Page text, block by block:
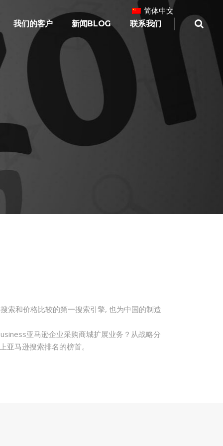
简体中文
我们的客户 新闻BLOG 联系我们
索和价格比较的第一搜索引擎, 也为中国的制造
亚马逊企业采购商城扩展业务？从战略分
马逊搜索排名的榜首。